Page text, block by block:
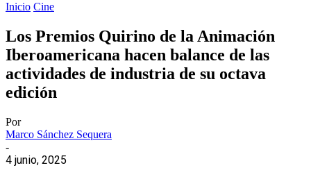
Inicio Cine
Los Premios Quirino de la Animación
Iberoamericana hacen balance de las
actividades de industria de su octava
edición
Por
Marco Sánchez Sequera
-
4 junio, 2025